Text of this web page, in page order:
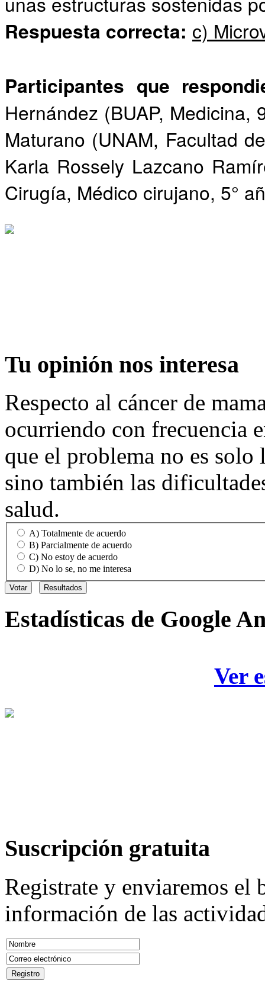
Respuesta correcta: c)
Participantes que
Hernández (BUAP, Medicina,
Maturano (UNAM, Facultad
Karla Rossely Lazcano
Cirugía, Médico cirujano, 5°
Tu opinión nos interesa
Respecto al cáncer de
ocurriendo con frecuencia
que el problema no es
sino también las
salud.
A) Totalmente de acuerdo
B) Parcialmente de acuerdo
C) No estoy de acuerdo
D) No lo se, no me interesa
Estadísticas de Google
Ver
Suscripción gratuita
Registrate y enviaremos el
información de las